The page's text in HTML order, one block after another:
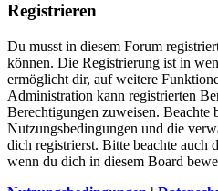
Registrieren
Du musst in diesem Forum
können. Die Registrierung ist in
ermöglicht dir, auf weitere
Administration kann registrierten
Berechtigungen zuweisen. Beachte
Nutzungsbedingungen und die
dich registrierst. Bitte beachte auch
wenn du dich in diesem Board